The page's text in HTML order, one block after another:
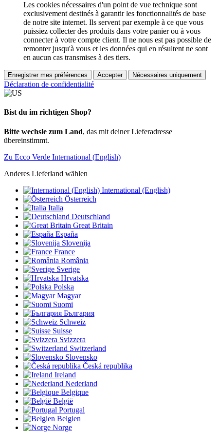
Les cookies nécessaires d'un point de vue technique sont
exclusivement destinés à garantir les fonctionnalités de base
de notre site internet. Ils servent par exemple à ce que vous
puissiez collecter des produits dans votre panier ou à vous
connecter à votre compte client. Il ne nous est pas possible de
remonter jusqu'à vous et les données qui en résultent ne sont
en aucun cas transmises à des tiers.
Enregistrer mes préférences Accepter Nécessaires uniquement
Déclaration de confidentialité
Bist du im richtigen Shop?
Bitte wechsle zum Land, das mit deiner Lieferadresse
übereinstimmt.
Zu Ecco Verde International (English)
Anderes Lieferland wählen
International (English)
Österreich
Italia
Deutschland
Great Britain
España
Slovenija
France
România
Sverige
Hrvatska
Polska
Magyar
Suomi
България
Schweiz
Suisse
Svizzera
Switzerland
Slovensko
Česká republika
Ireland
Nederland
Belgique
België
Portugal
Belgien
Norge